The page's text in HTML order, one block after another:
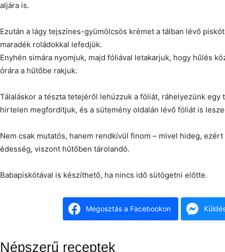
aljára is.
Ezután a lágy tejszínes-gyümölcsös krémet a tálban lévő
maradék roládokkal lefedjük.
Enyhén simára nyomjuk, majd fóliával letakarjuk, hogy hűlés
órára a hűtőbe rakjuk.
Tálaláskor a tészta tetejéről lehúzzuk a fóliát, ráhelyezünk egy
hirtelen megfordítjuk, és a sütemény oldalán lévő fóliát is
Nem csak mutatós, hanem rendkívül finom – mivel hideg,
édesség, viszont hűtőben tárolandó.
Babapiskótával is készíthető, ha nincs idő sütögetni előtte.
Megosztás a Facebookon
Népszerű receptek